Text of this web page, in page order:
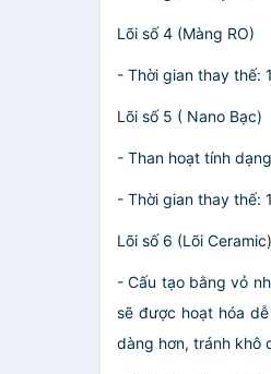
Lõi số 4 (Màng RO)
- Thời gian thay thế:
Lõi số 5 ( Nano Bạc)
- Than hoạt tính
- Thời gian thay thế:
Lõi số 6 (Lõi Ceramic)
- Cấu tạo bằng vỏ
sẽ được hoạt hóa
dàng hơn, tránh khô